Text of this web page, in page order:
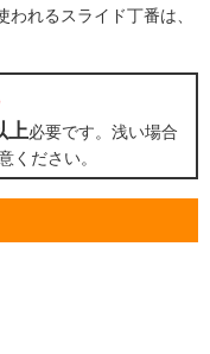
れるスライド丁番は、
上必要です。浅い場合
ください。